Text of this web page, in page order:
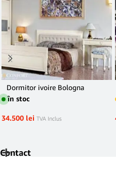
Dormitor ivoire Bologna
în stoc
34.500 lei TVA Inclus
Contact